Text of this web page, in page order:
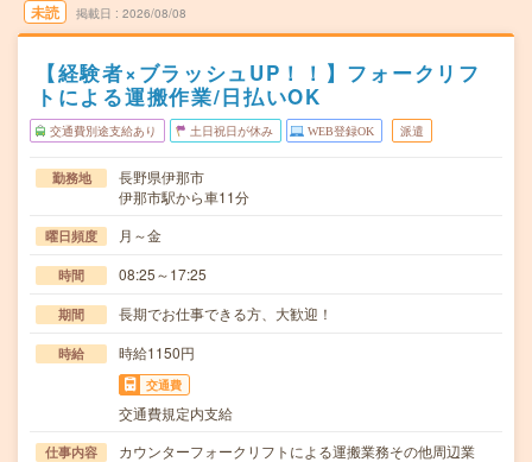
未読 掲載日 2026/08/08
【経験者×ブラッシュUP！！】フォークリフ
トによる運搬作業/日払いOK
交通費別途支給あり 土日祝日が休み WEB登録OK 派遣
勤務地
長野県伊那市
伊那市駅から車11分
曜日頻度 月～金
時間 08:25～17:25
期間 長期でお仕事できる方、大歓迎！
時給 時給1150円
交通費
交通費規定内支給
仕事内容
カウンターフォークリフトによる運搬業務その他周辺業